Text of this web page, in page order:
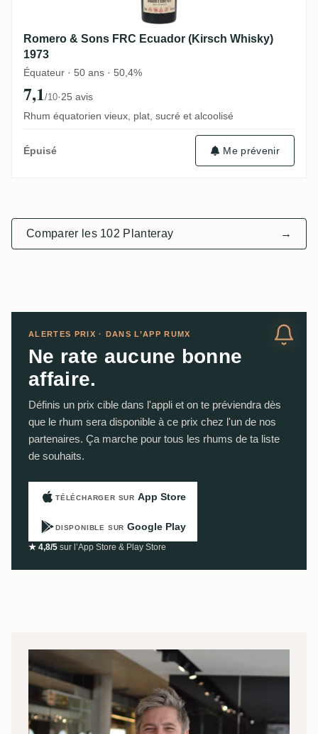
Romero & Sons FRC Ecuador (Kirsch Whisky)
1973
Équateur · 50 ans · 50,4%
7,1/10·25 avis
Rhum équatorien vieux, plat, sucré et alcoolisé
Épuisé Me prévenir
Comparer les 102 Planteray →
ALERTES PRIX · DANS L’APP RUMX
Ne rate aucune bonne
affaire.
Définis un prix cible dans l'appli et on te préviendra dès
que le rhum sera disponible à ce prix chez l'un de nos
partenaires. Ça marche pour tous les rhums de ta liste
de souhaits.
TÉLÉCHARGER SUR App Store
DISPONIBLE SUR Google Play
★ 4,8/5 sur l’App Store & Play Store